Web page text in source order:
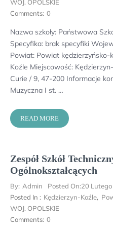
WOJ. OPOLSKIE
Comments: 0
Nazwa szkoły: Państwowa
Specyfika: brak specyfiki
Powiat: Powiat kędzierzyńsko-
Koźle Miejscowość:
Curie / 9, 47-200 Informacje
Muzyczna I st. …
READ MORE
Zespół Szkół
Ogólnokształcących
By: Admin Posted On:20
Posted In : Kędzierzyn-Koźle,
WOJ. OPOLSKIE
Comments: 0